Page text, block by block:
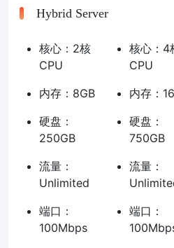
Hybrid Server
核心：2核
CPU
内存：8GB
硬盘：
250GB
流量：
Unlimited
端口：
100Mbps
核心：4
CPU
内存：
硬盘：
750GB
流量：
端口：